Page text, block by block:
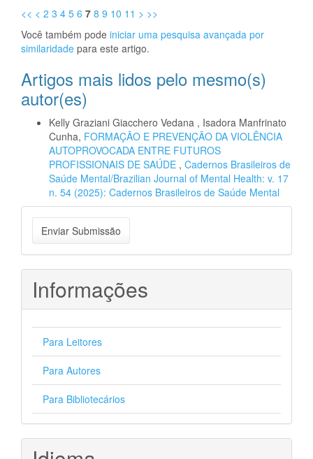
<< < 2 3 4 5 6 7 8 9 10 11 > >>
Você também pode iniciar uma pesquisa avançada por
similaridade para este artigo.
Artigos mais lidos pelo mesmo(s)
autor(es)
Kelly Graziani Giacchero Vedana , Isadora Manfrinato
Cunha, FORMAÇÃO E PREVENÇÃO DA VIOLÊNCIA
AUTOPROVOCADA ENTRE FUTUROS
PROFISSIONAIS DE SAÚDE , Cadernos Brasileiros de
Saúde Mental/Brazilian Journal of Mental Health: v. 17
n. 54 (2025): Cadernos Brasileiros de Saúde Mental
Enviar
Submissão
Enviar Submissão
Informações
Para Leitores
Para Autores
Para Bibliotecários